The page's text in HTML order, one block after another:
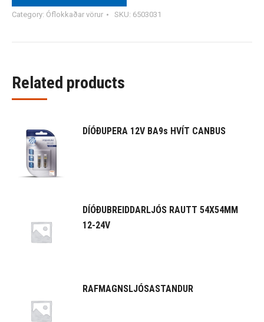
Category: Óflokkaðar vörur SKU: 6503031
Related products
DÍÓÐUPERA 12V BA9s HVÍT CANBUS
DÍÓÐUBREIDDARLJÓS RAUTT 54X54MM
12-24V
RAFMAGNSLJÓSASTANDUR